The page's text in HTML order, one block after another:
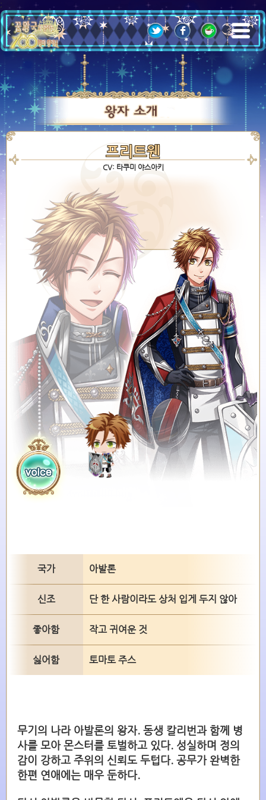
;
프리트웬
CV: 타쿠미 야스아키
국가 아발론
신조 단 한 사람이라도 상처 입게 두지 않아
좋아함 작고 귀여운 것
싫어함 토마토 주스
무기의 나라 아발론의 왕자. 동생 칼리번과 함께 병
사를 모아 몬스터를 토벌하고 있다. 성실하며 정의
감이 강하고 주위의 신뢰도 두텁다. 공무가 완벽한
한편 연애에는 매우 둔하다.